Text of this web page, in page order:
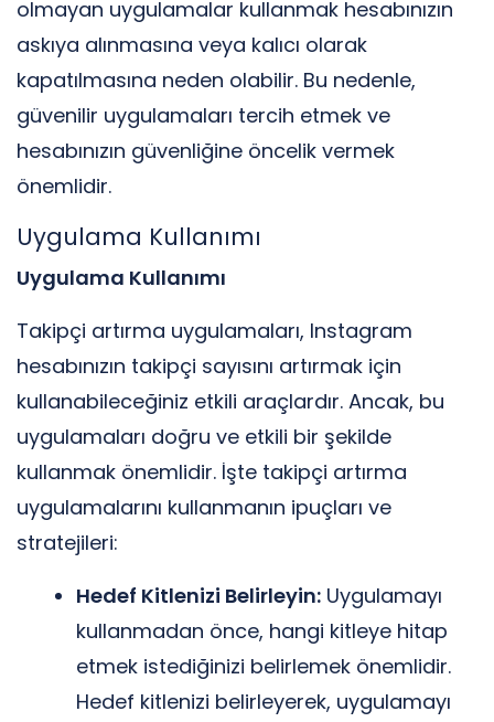
olmayan uygulamalar kullanmak hesabınızın
askıya alınmasına veya kalıcı olarak
kapatılmasına neden olabilir. Bu nedenle,
güvenilir uygulamaları tercih etmek ve
hesabınızın güvenliğine öncelik vermek
önemlidir.
Uygulama Kullanımı
Uygulama Kullanımı
Takipçi artırma uygulamaları, Instagram
hesabınızın takipçi sayısını artırmak için
kullanabileceğiniz etkili araçlardır. Ancak, bu
uygulamaları doğru ve etkili bir şekilde
kullanmak önemlidir. İşte takipçi artırma
uygulamalarını kullanmanın ipuçları ve
stratejileri:
Hedef Kitlenizi Belirleyin: Uygulamayı
kullanmadan önce, hangi kitleye hitap
etmek istediğinizi belirlemek önemlidir.
Hedef kitlenizi belirleyerek, uygulamayı